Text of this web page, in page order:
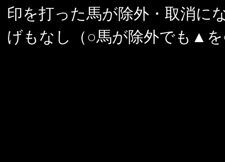
印を打った馬が除外・取消に
げもなし（○馬が除外でも▲